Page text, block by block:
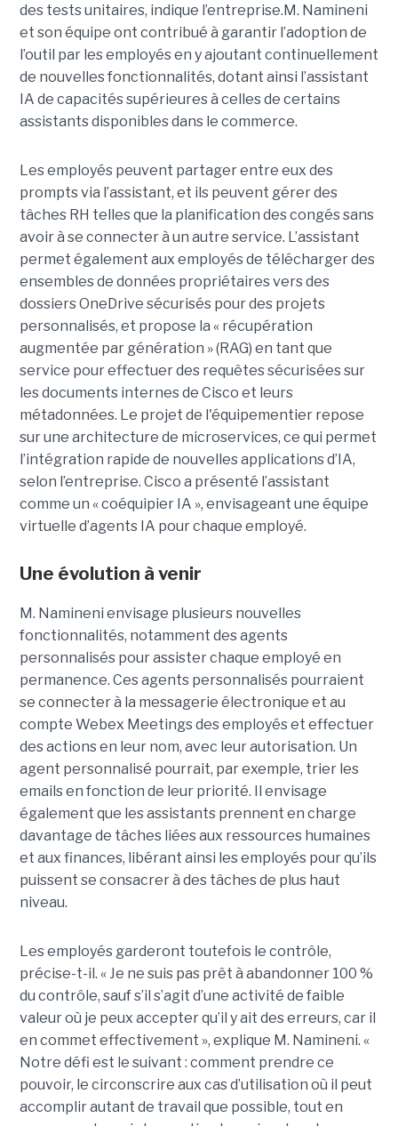
des tests unitaires, indique l’entreprise.M. Namineni
et son équipe ont contribué à garantir l’adoption de
l’outil par les employés en y ajoutant continuellement
de nouvelles fonctionnalités, dotant ainsi l’assistant
IA de capacités supérieures à celles de certains
assistants disponibles dans le commerce.
Les employés peuvent partager entre eux des
prompts via l’assistant, et ils peuvent gérer des
tâches RH telles que la planification des congés sans
avoir à se connecter à un autre service. L’assistant
permet également aux employés de télécharger des
ensembles de données propriétaires vers des
dossiers OneDrive sécurisés pour des projets
personnalisés, et propose la « récupération
augmentée par génération » (RAG) en tant que
service pour effectuer des requêtes sécurisées sur
les documents internes de Cisco et leurs
métadonnées. Le projet de l'équipementier repose
sur une architecture de microservices, ce qui permet
l’intégration rapide de nouvelles applications d’IA,
selon l’entreprise. Cisco a présenté l’assistant
comme un « coéquipier IA », envisageant une équipe
virtuelle d’agents IA pour chaque employé.
Une évolution à venir
M. Namineni envisage plusieurs nouvelles
fonctionnalités, notamment des agents
personnalisés pour assister chaque employé en
permanence. Ces agents personnalisés pourraient
se connecter à la messagerie électronique et au
compte Webex Meetings des employés et effectuer
des actions en leur nom, avec leur autorisation. Un
agent personnalisé pourrait, par exemple, trier les
emails en fonction de leur priorité. Il envisage
également que les assistants prennent en charge
davantage de tâches liées aux ressources humaines
et aux finances, libérant ainsi les employés pour qu’ils
puissent se consacrer à des tâches de plus haut
niveau.
Les employés garderont toutefois le contrôle,
précise-t-il. « Je ne suis pas prêt à abandonner 100 %
du contrôle, sauf s’il s’agit d’une activité de faible
valeur où je peux accepter qu’il y ait des erreurs, car il
en commet effectivement », explique M. Namineni. «
Notre défi est le suivant : comment prendre ce
pouvoir, le circonscrire aux cas d’utilisation où il peut
accomplir autant de travail que possible, tout en